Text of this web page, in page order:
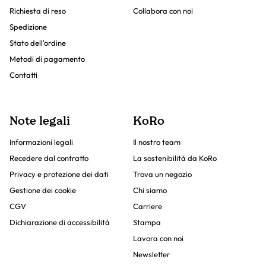
Richiesta di reso
Spedizione
Stato dell'ordine
Metodi di pagamento
Contatti
Collabora con noi
Note legali
Informazioni legali
Recedere dal contratto
Privacy e protezione dei dati
Gestione dei cookie
CGV
Dichiarazione di accessibilità
KoRo
Il nostro team
La sostenibilità da KoRo
Trova un negozio
Chi siamo
Carriere
Stampa
Lavora con noi
Newsletter